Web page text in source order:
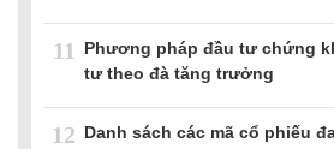
11
Phương pháp đầu tư chứng
tư theo đà tăng trưởng
12 Danh sách các mã cổ phiếu